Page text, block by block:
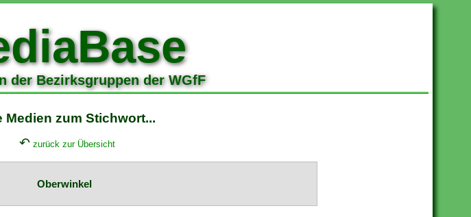
der Bezirksgruppen der WGfF
Medien zum Stichwort...
↶ zurück zur Übersicht
Oberwinkel